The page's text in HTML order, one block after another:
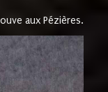
aux Pézières.